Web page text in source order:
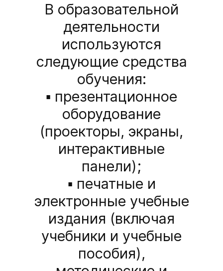
В образовательной
деятельности
используются
следующие средства
обучения:
▪ презентационное
оборудование
(проекторы, экраны,
интерактивные
панели);
▪ печатные и
электронные учебные
издания (включая
учебники и учебные
пособия),